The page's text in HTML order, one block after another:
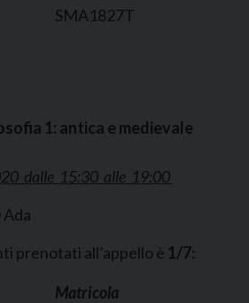
SMA1827T
1: antica e medievale
dalle 15:30 alle 19:00
prenotati all’appello è 1/7:
Matricola